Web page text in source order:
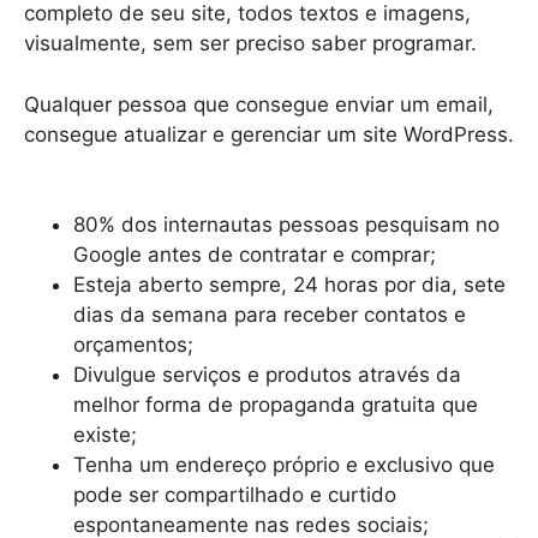
completo de seu site, todos textos e imagens,
visualmente, sem ser preciso saber programar.
Qualquer pessoa que consegue enviar um email,
consegue atualizar e gerenciar um site WordPress.
80% dos internautas pessoas pesquisam no
Google antes de contratar e comprar;
Esteja aberto sempre, 24 horas por dia, sete
dias da semana para receber contatos e
orçamentos;
Divulgue serviços e produtos através da
melhor forma de propaganda gratuita que
existe;
Tenha um endereço próprio e exclusivo que
pode ser compartilhado e curtido
espontaneamente nas redes sociais;